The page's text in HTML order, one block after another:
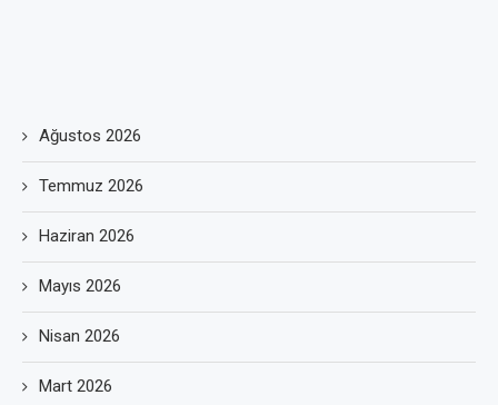
Ağustos 2026
Temmuz 2026
Haziran 2026
Mayıs 2026
Nisan 2026
Mart 2026